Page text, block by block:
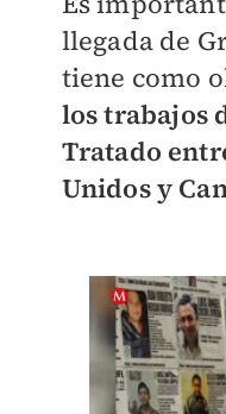
llegada de
tiene como
los trabajos
Tratado
Unidos y